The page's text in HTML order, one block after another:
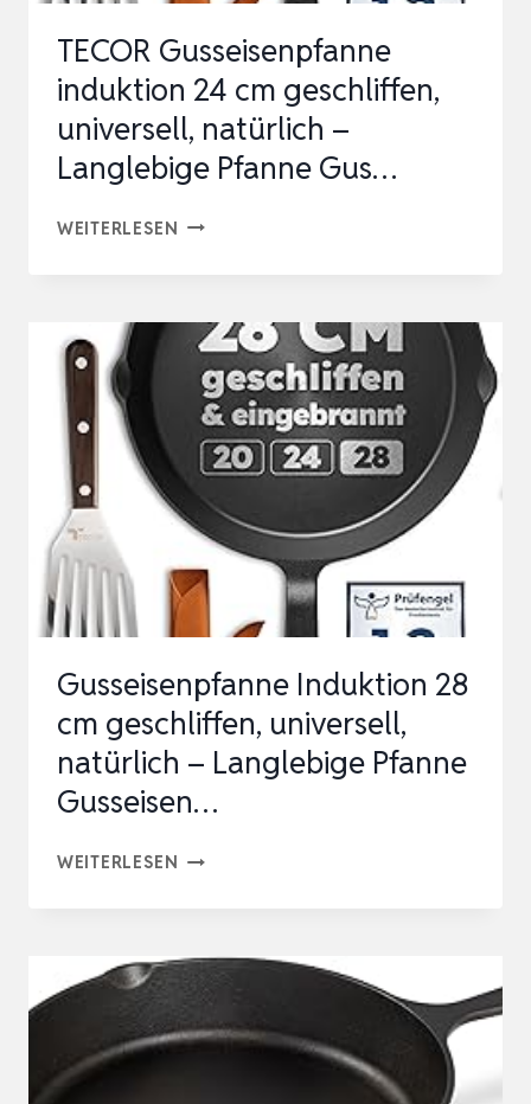
TECOR Gusseisenpfanne
induktion 24 cm geschliffen,
universell, natürlich –
Langlebige Pfanne Gus…
WEITERLESEN TECOR
CM
GESCHLIFFEN,
UNIVERSELL,
NATÜRLICH
–
LANGLEBIGE
PFANNE
Gusseisenpfanne Induktion 28
cm geschliffen, universell,
natürlich – Langlebige Pfanne
Gusseisen…
WEITERLESEN GUSSEISENPFANNE
CM
GESCHLIFFEN,
UNIVERSELL,